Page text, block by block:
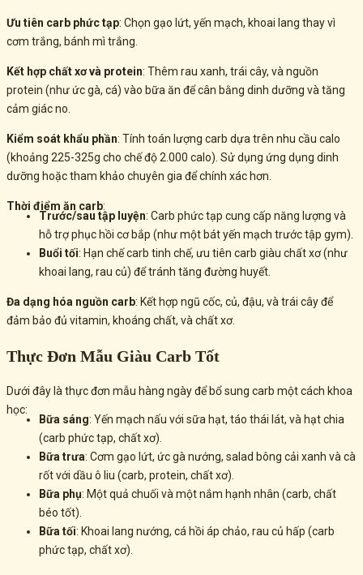
Ưu tiên carb phức tạp: Chọn gạo lứt, yến mạch, khoai lang thay vì
cơm trắng, bánh mì trắng.
Kết hợp chất xơ và protein: Thêm rau xanh, trái cây, và nguồn
protein (như ức gà, cá) vào bữa ăn để cân bằng dinh dưỡng và tăng
cảm giác no.
Kiểm soát khẩu phần: Tính toán lượng carb dựa trên nhu cầu calo
(khoảng 225-325g cho chế độ 2.000 calo). Sử dụng ứng dụng dinh
dưỡng hoặc tham khảo chuyên gia để chính xác hơn.
Thời điểm ăn carb:
Trước/sau tập luyện: Carb phức tạp cung cấp năng lượng và
hỗ trợ phục hồi cơ bắp (như một bát yến mạch trước tập gym).
Buổi tối: Hạn chế carb tinh chế, ưu tiên carb giàu chất xơ (như
khoai lang, rau củ) để tránh tăng đường huyết.
Đa dạng hóa nguồn carb: Kết hợp ngũ cốc, củ, đậu, và trái cây để
đảm bảo đủ vitamin, khoáng chất, và chất xơ.
Thực Đơn Mẫu Giàu Carb Tốt
Dưới đây là thực đơn mẫu hàng ngày để bổ sung carb một cách khoa
học:
Bữa sáng: Yến mạch nấu với sữa hạt, táo thái lát, và hạt chia
(carb phức tạp, chất xơ).
Bữa trưa: Cơm gạo lứt, ức gà nướng, salad bông cải xanh và cà
rốt với dầu ô liu (carb, protein, chất xơ).
Bữa phụ: Một quả chuối và một nắm hạnh nhân (carb, chất
béo tốt).
Bữa tối: Khoai lang nướng, cá hồi áp chảo, rau củ hấp (carb
phức tạp, chất xơ).